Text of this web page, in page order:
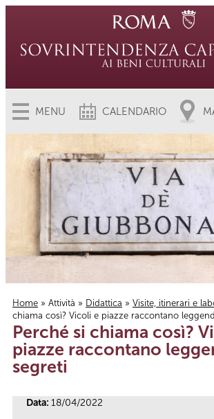
MENU CALENDARIO
Tu sei qui
Home » Attività » Didattica » Visite, itinerari e
chiama così? Vicoli e piazze raccontano
Perché si chiama così?
piazze raccontano
segreti
Data: 18/04/2022